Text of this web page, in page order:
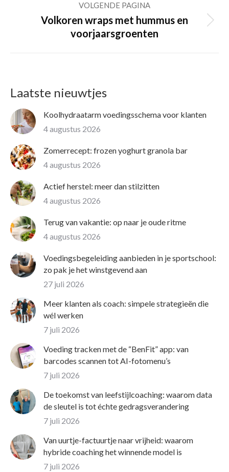
VOLGENDE PAGINA
Volgende
pagina
Volkoren wraps met hummus en
voorjaarsgroenten
Laatste nieuwtjes
Koolhydraatarm voedingsschema voor klanten
4 augustus 2026
Zomerrecept: frozen yoghurt granola bar
4 augustus 2026
Actief herstel: meer dan stilzitten
4 augustus 2026
Terug van vakantie: op naar je oude ritme
4 augustus 2026
Voedingsbegeleiding aanbieden in je sportschool:
zo pak je het winstgevend aan
27 juli 2026
Meer klanten als coach: simpele strategieën die
wél werken
7 juli 2026
Voeding tracken met de “BenFit” app: van
barcodes scannen tot AI-fotomenu’s
7 juli 2026
De toekomst van leefstijlcoaching: waarom data
de sleutel is tot échte gedragsverandering
7 juli 2026
Van uurtje-factuurtje naar vrijheid: waarom
hybride coaching het winnende model is
7 juli 2026